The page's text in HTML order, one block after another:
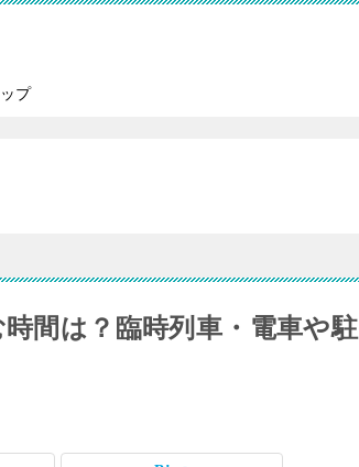
プ
間は？臨時列車・電車や駐